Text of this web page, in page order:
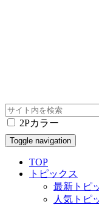
2Pカラー
Toggle navigation
TOP
トピックス
最新トピ
人気トピ